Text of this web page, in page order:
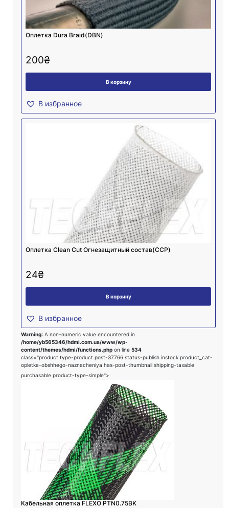
Оплетка Dura Braid(DBN)
200₴
В корзину
В избранное
Оплетка Clean Cut Огнезащитный состав(CCP)
24₴
В корзину
В избранное
Warning: A non-numeric value encountered in
/home/yb565346/hdmi.com.ua/www/wp-
content/themes/hdmi/functions.php on line534
class="product type-product post-37766 status-publish instock product_cat-
opletka-obshhego-naznacheniya has-post-thumbnail shipping-taxable
purchasable product-type-simple">
Кабельная оплетка FLEXO PTN0.75BK